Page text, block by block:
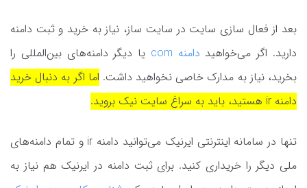
بعد از فعال سازی سایت در سایت ساز، نیاز به خرید و ثبت دامنه
دارید. اگر می‌خواهید دامنه com
یا دیگر دامنه‌های بین‌المللی را
بخرید، نیاز به مدارک خاصی نخواهید داشت. اما اگر به دنبال خرید
دامنه ir هستید، باید به سراغ سایت نیک بروید.
تنها در سامانه اینترنتی ایرنیک می‌توانید دامنه ir و تمام دامنه‌های
ملی دیگر را خریداری کنید. برای ثبت دامنه در ایرنیک هم نیاز به